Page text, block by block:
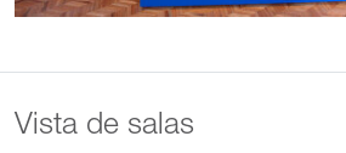
Vista de salas